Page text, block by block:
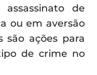
de
ou em aversão
ações para
de crime no